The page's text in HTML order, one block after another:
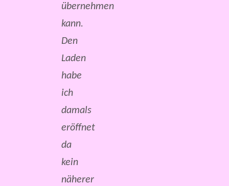
übernehmen
kann.
Den
Laden
habe
ich
damals
eröffnet
da
kein
näherer